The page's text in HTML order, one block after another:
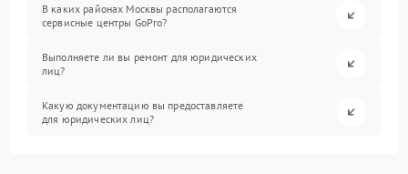
В каких районах Москвы располагаются
сервисные центры GoPro?
Выполняете ли вы ремонт для юридических
лиц?
Какую документацию вы предоставляете
для юридических лиц?